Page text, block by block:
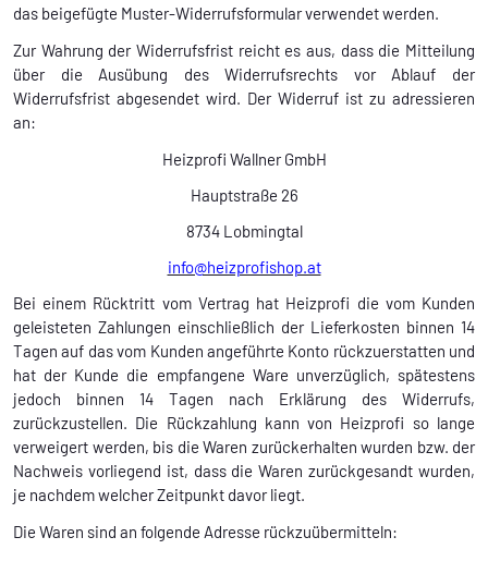
das beigefügte Muster-Widerrufsformular verwendet werden.
Zur Wahrung der Widerrufsfrist reicht es aus, dass die Mitteilung
über die Ausübung des Widerrufsrechts vor Ablauf der
Widerrufsfrist abgesendet wird. Der Widerruf ist zu adressieren
an:
Heizprofi Wallner GmbH
Hauptstraße 26
8734 Lobmingtal
info@heizprofishop.at
Bei einem Rücktritt vom Vertrag hat Heizprofi die vom Kunden
geleisteten Zahlungen einschließlich der Lieferkosten binnen 14
Tagen auf das vom Kunden angeführte Konto rückzuerstatten und
hat der Kunde die empfangene Ware unverzüglich, spätestens
jedoch binnen 14 Tagen nach Erklärung des Widerrufs,
zurückzustellen. Die Rückzahlung kann von Heizprofi so lange
verweigert werden, bis die Waren zurückerhalten wurden bzw. der
Nachweis vorliegend ist, dass die Waren zurückgesandt wurden,
je nachdem welcher Zeitpunkt davor liegt.
Die Waren sind an folgende Adresse rückzuübermitteln: